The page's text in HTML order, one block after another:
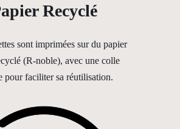
Recyclé
sont imprimées sur du papier
(R-noble), avec une colle
pour faciliter sa réutilisation.